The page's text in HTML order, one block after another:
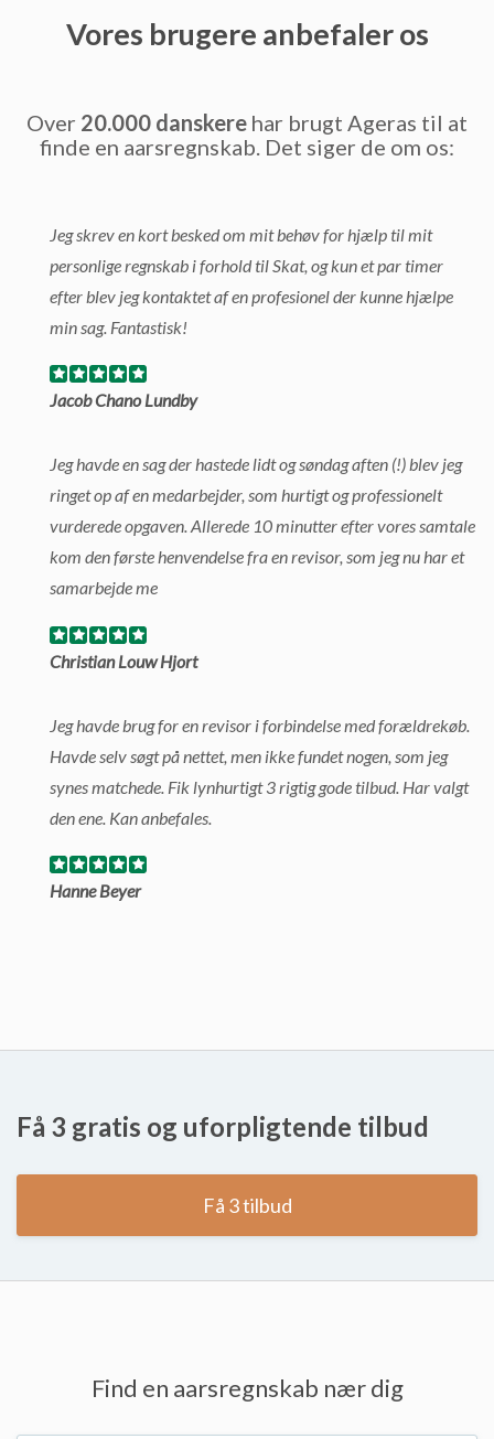
Vores brugere anbefaler os
Over 20.000 danskere har brugt Ageras til at
finde en aarsregnskab. Det siger de om os:
Jeg skrev en kort besked om mit behøv for hjælp til mit
personlige regnskab i forhold til Skat, og kun et par timer
efter blev jeg kontaktet af en profesionel der kunne hjælpe
min sag. Fantastisk!
Jacob Chano Lundby
Jeg havde en sag der hastede lidt og søndag aften (!) blev jeg
ringet op af en medarbejder, som hurtigt og professionelt
vurderede opgaven. Allerede 10 minutter efter vores samtale
kom den første henvendelse fra en revisor, som jeg nu har et
samarbejde me
Christian Louw Hjort
Jeg havde brug for en revisor i forbindelse med forældrekøb.
Havde selv søgt på nettet, men ikke fundet nogen, som jeg
synes matchede. Fik lynhurtigt 3 rigtig gode tilbud. Har valgt
den ene. Kan anbefales.
Hanne Beyer
Få 3 gratis og uforpligtende tilbud
Få 3 tilbud
Find en aarsregnskab nær dig